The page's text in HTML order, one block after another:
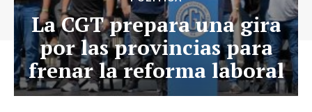
La CGT prepara una gira
por las provincias para
frenar la reforma laboral